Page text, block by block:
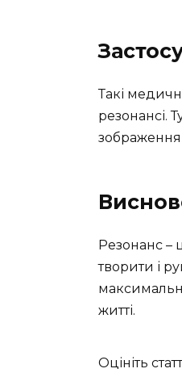
Такі
резонансі.
зображення
Резонанс
творити і
житті.
Оцініть